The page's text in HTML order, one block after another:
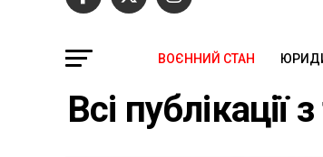
ВОЄННИЙ СТАН
Всі публікації